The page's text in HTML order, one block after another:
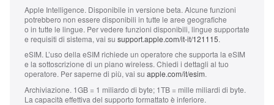
Apple Intelligence. Disponibile in versione beta. Alcune funzioni
potrebbero non essere disponibili in tutte le aree geografiche
o in tutte le lingue. Per vedere funzioni disponibili, lingue supportate
e requisiti di sistema, vai su support.apple.com/it-it/121115.
eSIM. L’uso della eSIM richiede un operatore che supporta la eSIM
e la sottoscrizione di un piano wireless. Chiedi i dettagli al tuo
operatore. Per saperne di più, vai su apple.com/it/esim.
Archiviazione. 1GB = 1 miliardo di byte; 1TB = mille miliardi di byte.
La capacità effettiva del supporto formattato è inferiore.